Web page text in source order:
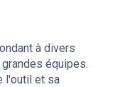
à divers
équipes.
l'outil et sa